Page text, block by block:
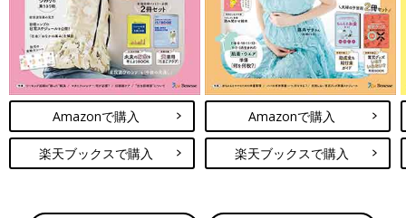
Amazonで購入
楽天ブックスで購入
Amazonで購入
楽天ブックスで購入